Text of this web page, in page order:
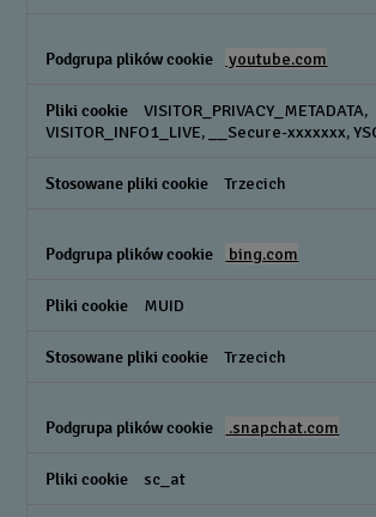
youtube.com
VISITOR_PRIVACY_METADATA,
VISITOR_INFO1_LIVE, __Secure-xxxxxxx,
Trzecich
bing.com
MUID
Trzecich
.snapchat.com
sc_at